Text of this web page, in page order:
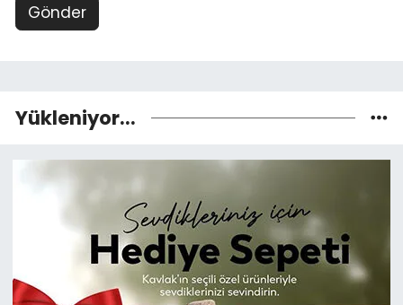
Gönder
Yükleniyor...